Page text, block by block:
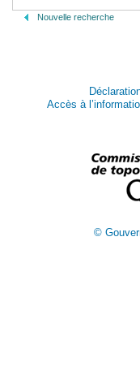
Nouvelle recherche
Accès à
©